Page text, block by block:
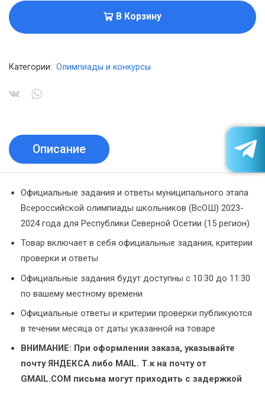
В Корзину
Категории: Олимпиады и конкурсы
Описание
Официальные задания и ответы муниципального этапа
Всероссийской олимпиады школьников (ВсОШ) 2023-
2024 года для Республики Северной Осетии (15 регион)
Товар включает в себя официальные задания, критерии
проверки и ответы
Официальные задания будут доступны с 10:30 до 11:30
по вашему местному времени
Официальные ответы и критерии проверки публикуются
в течении месяца от даты указанной на товаре
ВНИМАНИЕ: При оформлении заказа, указывайте
почту ЯНДЕКСА либо MAIL. Т.к на почту от
GMAIL.COM письма могут приходить с задержкой